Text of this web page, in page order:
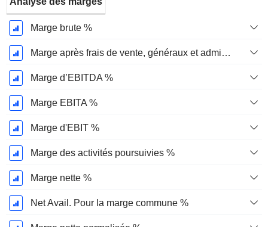
Marge brute %
Marge après frais de vente, généraux et administratifs %
Marge d’EBITDA %
Marge EBITA %
Marge d'EBIT %
Marge des activités poursuivies %
Marge nette %
Net Avail. Pour la marge commune %